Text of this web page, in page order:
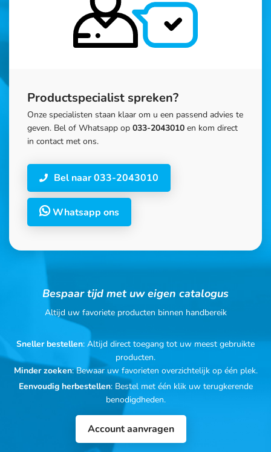
Productspecialist spreken?
Onze specialisten staan klaar om u een passend advies te
geven. Bel of Whatsapp op 033-2043010 en kom direct
in contact met ons.
Bel naar 033-2043010
Whatsapp ons
Bespaar tijd met uw eigen catalogus
Altijd uw favoriete producten binnen handbereik
Sneller bestellen: Altijd direct toegang tot uw meest gebruikte
producten.
Minder zoeken: Bewaar uw favorieten overzichtelijk op één plek.
Eenvoudig herbestellen: Bestel met één klik uw terugkerende
benodigdheden.
Account aanvragen